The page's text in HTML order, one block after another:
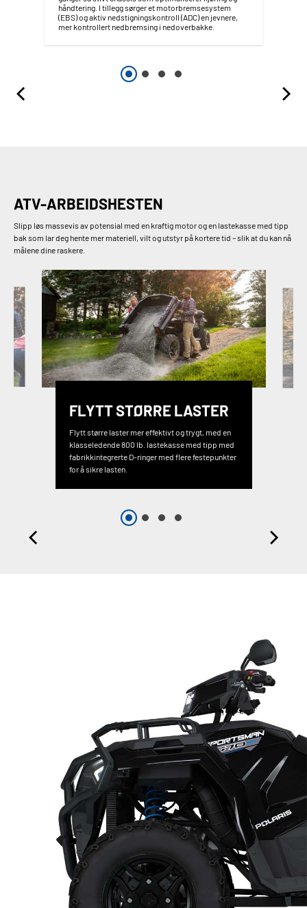
håndtering. I tillegg sørger et motorbremsesystem
(EBS) og aktiv nedstigningskontroll (ADC) en jevnere,
mer kontrollert nedbremsing i nedoverbakke.
ATV-ARBEIDSHESTEN
Slipp løs massevis av potensial med en kraftig motor og en lastekasse med tipp
bak som lar deg hente mer materiell, vilt og utstyr på kortere tid – slik at du kan nå
målene dine raskere.
FLYTT STØRRE LASTER
Flytt større laster mer effektivt og trygt, med en
klasseledende 800 lb. lastekasse med tipp med
fabrikkintegrerte D-ringer med flere festepunkter
for å sikre lasten.